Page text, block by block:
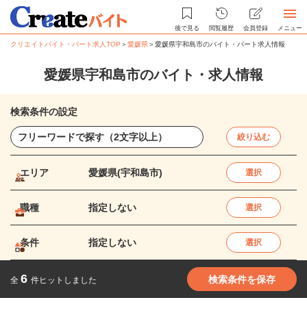
後で見る 閲覧履歴 会員登録 メニュー
クリエイトバイト・パート求人TOP ＞愛媛県＞愛媛県宇和島市のバイト・パート求人情報
愛媛県宇和島市のバイト・求人情報
検索条件の設定
絞り込む
エリア 愛媛県(宇和島市) 選択
職種 指定しない 選択
条件 指定しない 選択
全 6 件ヒットしました 検索条件を保存